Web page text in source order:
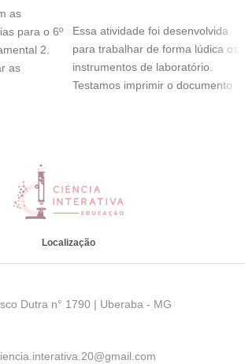
as
para o 6º
2.
as
Essa atividade foi desenvolvida
para trabalhar de forma lúdica os
instrumentos de laboratório.
Testamos imprimir o documento
Localização
Dutra n° 1790 | Uberaba - MG